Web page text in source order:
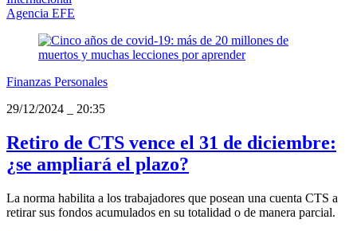
Agencia EFE
Finanzas Personales
29/12/2024
20:35
Retiro de CTS vence el 31 de diciembre:
¿se ampliará el plazo?
La norma habilita a los trabajadores que posean una cuenta CTS a
retirar sus fondos acumulados en su totalidad o de manera parcial.